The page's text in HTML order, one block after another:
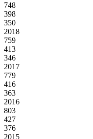
748
398
350
2018
759
413
346
2017
779
416
363
2016
803
427
376
2015